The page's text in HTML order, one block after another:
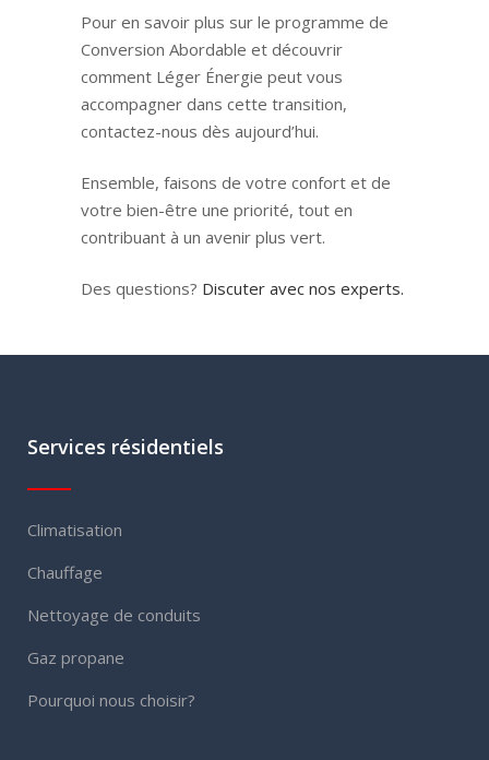
Pour en savoir plus sur le programme de
Conversion Abordable et découvrir
comment Léger Énergie peut vous
accompagner dans cette transition,
contactez-nous dès aujourd’hui.
Ensemble, faisons de votre confort et de
votre bien-être une priorité, tout en
contribuant à un avenir plus vert.
Des questions? Discuter avec nos experts.
Services résidentiels
Climatisation
Chauffage
Nettoyage de conduits
Gaz propane
Pourquoi nous choisir?